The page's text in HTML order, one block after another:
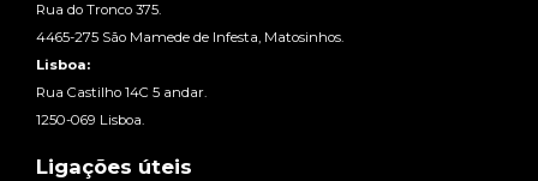
Rua do Tronco 375.
4465-275 São Mamede de Infesta, Matosinhos.
Lisboa:
Rua Castilho 14C 5 andar.
1250-069 Lisboa.
Ligações úteis